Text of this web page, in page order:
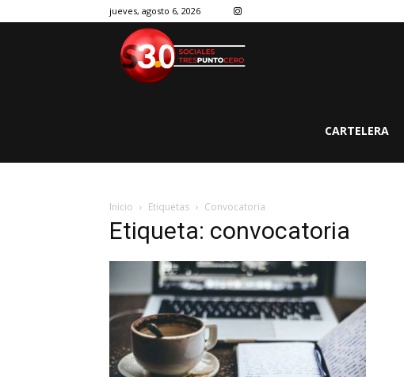
jueves, agosto 6, 2026
CARTELERA
Inicio Etiquetas Convocatoria
Etiqueta: convocatoria